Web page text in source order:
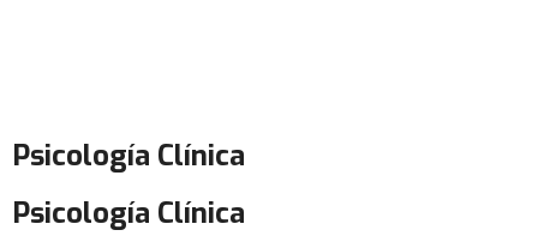
Psicología Clínica
Psicología Clínica